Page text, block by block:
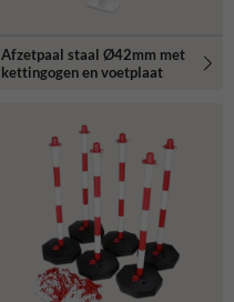
Afzetpaal staal Ø42mm met
kettingogen en voetplaat